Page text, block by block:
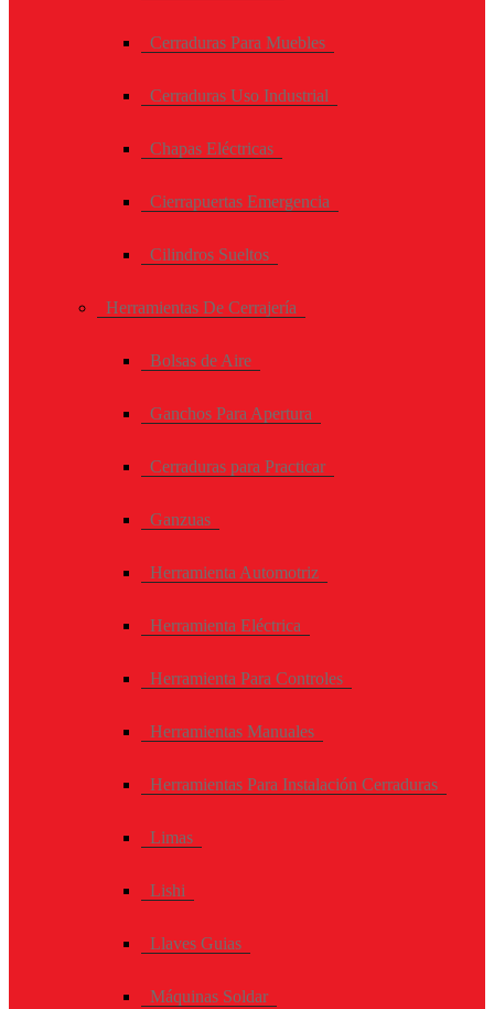
Cerraduras Para Muebles
Cerraduras Uso Industrial
Chapas Eléctricas
Cierrapuertas Emergencia
Cilindros Sueltos
Herramientas De Cerrajería
Bolsas de Aire
Ganchos Para Apertura
Cerraduras para Practicar
Ganzuas
Herramienta Automotriz
Herramienta Eléctrica
Herramienta Para Controles
Herramientas Manuales
Herramientas Para Instalación Cerraduras
Limas
Lishi
Llaves Guias
Máquinas Soldar